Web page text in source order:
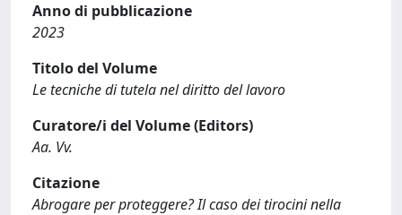
Anno di pubblicazione
2023
Titolo del Volume
Le tecniche di tutela nel diritto del lavoro
Curatore/i del Volume (Editors)
Aa. Vv.
Citazione
Abrogare per proteggere? Il caso dei tirocini nella